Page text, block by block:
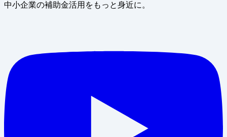
中小企業の補助金活用をもっと身近に。